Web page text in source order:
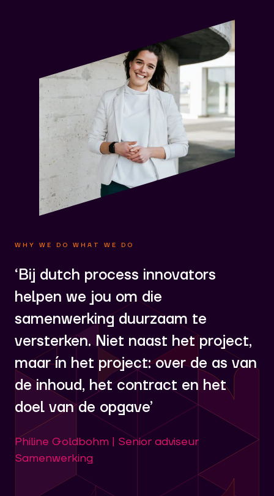
WHY WE DO WHAT WE DO
‘Bij dutch process innovators
helpen we jou om die
samenwerking duurzaam te
versterken. Niet naast het project,
maar ín het project: over de as van
de inhoud, het contract en het
doel van de opgave’
Philine Goldbohm | Senior adviseur
Samenwerking